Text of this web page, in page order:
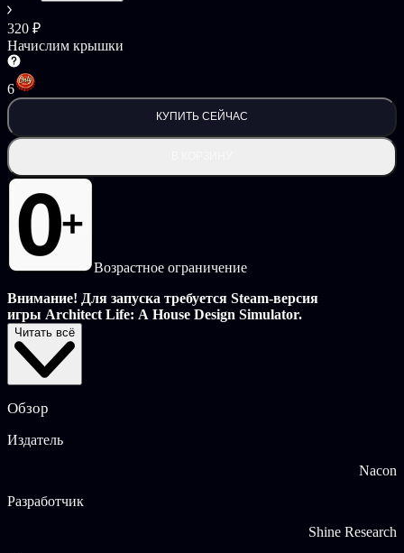
320 ₽
Начислим крышки
6
КУПИТЬ СЕЙЧАС
Возрастное ограничение
Внимание! Для запуска требуется Steam-версия
игры Architect Life: A House Design Simulator.
Разрабатывайте идеальные пространства для отдыха с
HOBBIES PACK!
преобразить помещение согласно вашим увлечениям.
художественные студии или фитнес-залы, придавая интерьеру
Читать всё
Обзор
Издатель
Nacon
Разработчик
Shine Research